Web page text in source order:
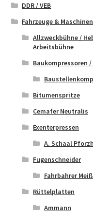
DDR / VEB
Fahrzeuge & Maschinen
Allzweckbühne /
Arbeitsbühne
Baukompressoren
Bitumenspritze
Cemafer Neutralis
Exenterpressen
A. Schaal
Fugenschneider
Fahrbahrer
Rüttelplatten
Ammann